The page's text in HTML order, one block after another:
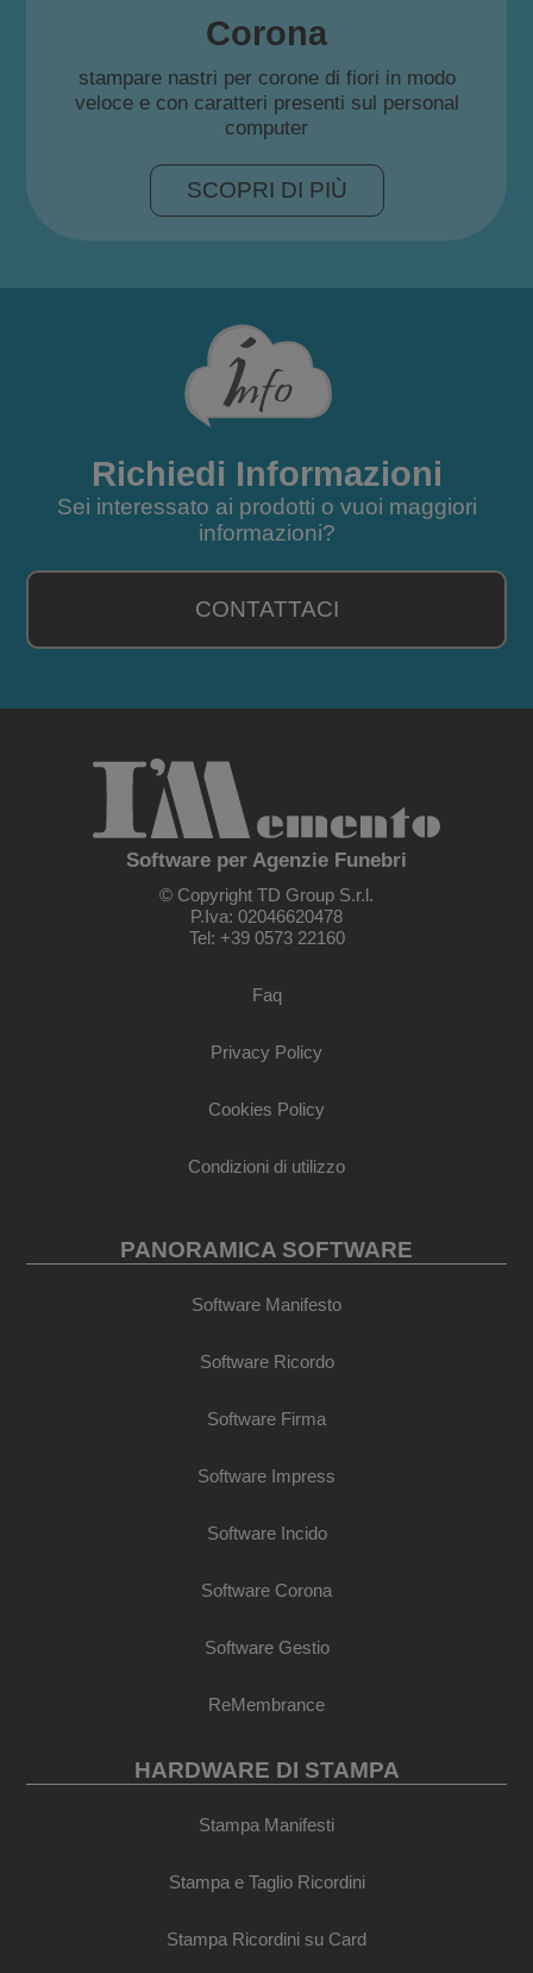
Corona
stampare nastri per corone di fiori in modo
veloce e con caratteri presenti sul personal
computer
SCOPRI DI PIÙ
Richiedi Informazioni
Sei interessato ai prodotti o vuoi maggiori
informazioni?
CONTATTACI
Software per Agenzie Funebri
© Copyright TD Group S.r.l.
P.Iva: 02046620478
Tel: +39 0573 22160
Faq
Privacy Policy
Cookies Policy
Condizioni di utilizzo
PANORAMICA SOFTWARE
Software Manifesto
Software Ricordo
Software Firma
Software Impress
Software Incido
Software Corona
Software Gestio
ReMembrance
HARDWARE DI STAMPA
Stampa Manifesti
Stampa e Taglio Ricordini
Stampa Ricordini su Card